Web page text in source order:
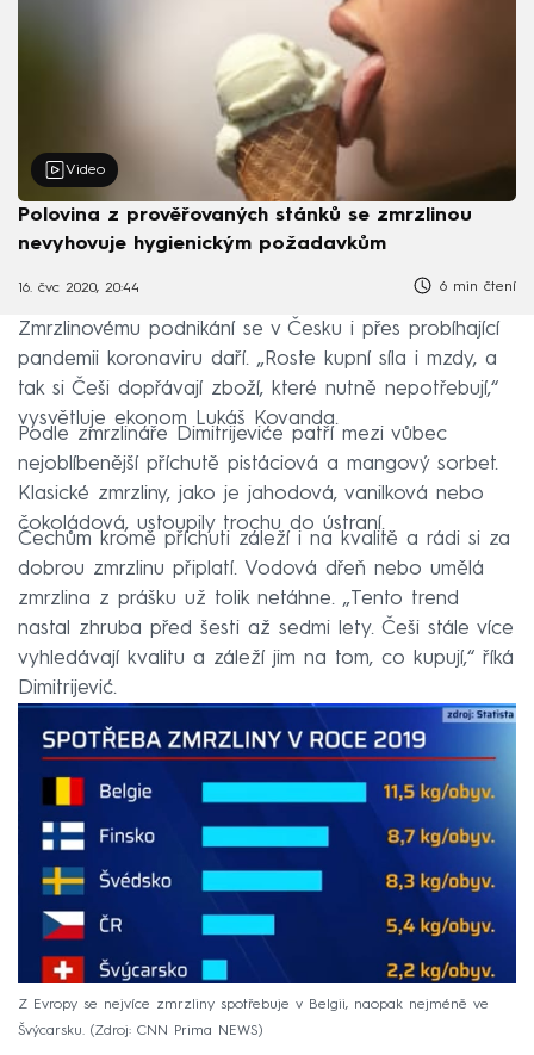
Video
Polovina z prověřovaných stánků se zmrzlinou
nevyhovuje hygienickým požadavkům
16. čvc 2020, 20:44 6 min čtení
Zmrzlinovému podnikání se v Česku i přes probíhající
pandemii koronaviru daří. „Roste kupní síla i mzdy, a
tak si Češi dopřávají zboží, které nutně nepotřebují,“
vysvětluje ekonom Lukáš Kovanda.
Podle zmrzlináře Dimitrijeviće patří mezi vůbec
nejoblíbenější příchutě pistáciová a mangový sorbet.
Klasické zmrzliny, jako je jahodová, vanilková nebo
čokoládová, ustoupily trochu do ústraní.
Čechům kromě příchuti záleží i na kvalitě a rádi si za
dobrou zmrzlinu připlatí. Vodová dřeň nebo umělá
zmrzlina z prášku už tolik netáhne. „Tento trend
nastal zhruba před šesti až sedmi lety. Češi stále více
vyhledávají kvalitu a záleží jim na tom, co kupují,“ říká
Dimitrijević.
Z Evropy se nejvíce zmrzliny spotřebuje v Belgii, naopak nejméně ve
Švýcarsku.
Zdroj: CNN Prima NEWS